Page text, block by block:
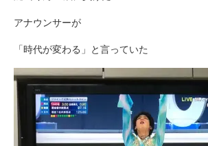
アナウンサーが
「時代が変わる」と言っていた